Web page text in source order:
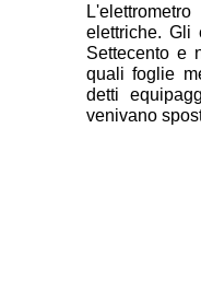
elettriche. Gli
Settecento e
quali foglie
detti
venivano